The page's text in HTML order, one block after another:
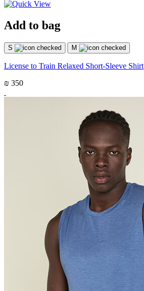
Add to bag
S M
License to Train Relaxed Short-Sleeve Shirt
₪ 350